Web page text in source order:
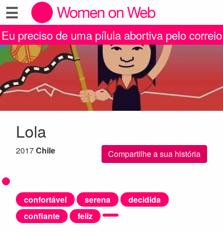
☰
Eu preciso de uma pílula abortiva pelo correio
Lola
Compartilhe a sua história
2017Chile
confortável serena
decidida
confiante
feliz